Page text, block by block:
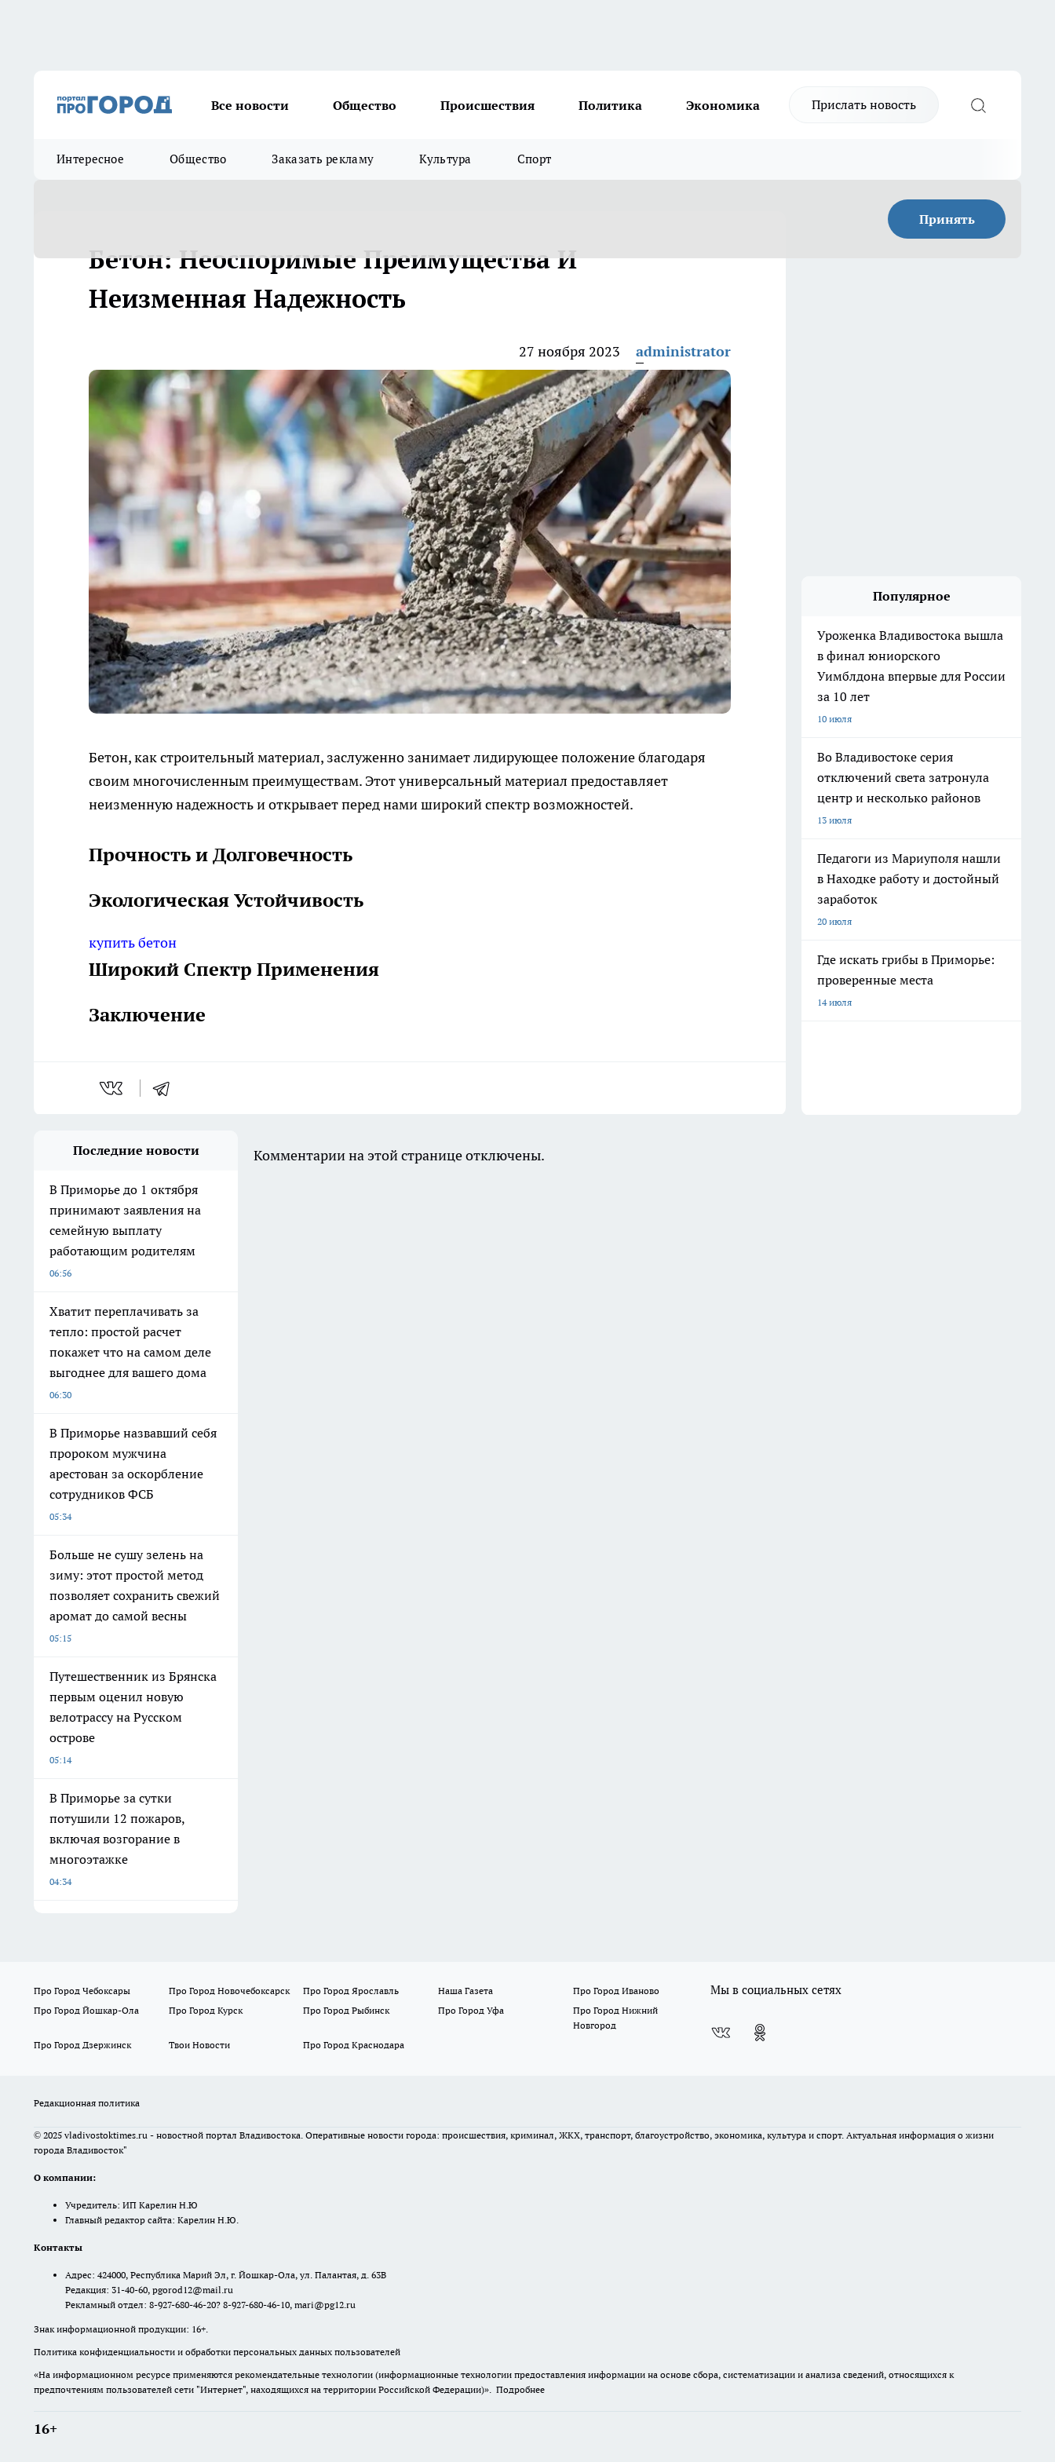
Все новости Общество Происшествия Политика Экономика Прислать новость
Интересное Общество Заказать рекламу Культура Спорт
Принять
Бетон: Неоспоримые Преимущества И
Неизменная Надежность
27 ноября 2023 administrator
Бетон, как строительный материал, заслуженно занимает лидирующее положение благодаря
своим многочисленным преимуществам. Этот универсальный материал предоставляет
неизменную надежность и открывает перед нами широкий спектр возможностей.
Прочность и Долговечность
Экологическая Устойчивость
купить бетон
Широкий Спектр Применения
Заключение
Популярное
Уроженка Владивостока вышла
в финал юниорского
Уимблдона впервые для России
за 10 лет
10 июля
Во Владивостоке серия
отключений света затронула
центр и несколько районов
13 июля
Педагоги из Мариуполя нашли
в Находке работу и достойный
заработок
20 июля
Где искать грибы в Приморье:
проверенные места
14 июля
Последние новости
В Приморье до 1 октября
принимают заявления на
семейную выплату
работающим родителям
06:56
Хватит переплачивать за
тепло: простой расчет
покажет что на самом деле
выгоднее для вашего дома
06:30
В Приморье назвавший себя
пророком мужчина
арестован за оскорбление
сотрудников ФСБ
05:34
Больше не сушу зелень на
зиму: этот простой метод
позволяет сохранить свежий
аромат до самой весны
05:15
Путешественник из Брянска
первым оценил новую
велотрассу на Русском
острове
05:14
В Приморье за сутки
потушили 12 пожаров,
включая возгорание в
многоэтажке
04:34
Комментарии на этой странице отключены.
Про Город Чебоксары Про Город Новочебоксарск Про Город Ярославль Наша Газета
Про Город Иваново
Про Город Йошкар-Ола
Про Город Курск Про Город Рыбинск Про Город Уфа
Про Город Нижний
Новгород
Про Город Дзержинск
Твои Новости Про Город Краснодара
Мы в социальных сетях
Редакционная политика
© 2025 vladivostoktimes.ru - новостной портал Владивостока. Оперативные новости города: происшествия, криминал, ЖКХ, транспорт, благоустройство, экономика, культура и спорт. Актуальная информация о жизни
города Владивосток"
О компании:
Учредитель: ИП Карелин Н.Ю
Главный редактор сайта: Карелин Н.Ю.
Контакты
Адрес: 424000, Республика Марий Эл, г. Йошкар-Ола, ул. Палантая, д. 63В
Редакция: 31-40-60, pgorod12@mail.ru
Рекламный отдел: 8-927-680-46-20? 8-927-680-46-10, mari@pg12.ru
Знак информационной продукции: 16+.
Политика конфиденциальности и обработки персональных данных пользователей
«На информационном ресурсе применяются рекомендательные технологии (информационные технологии предоставления информации на основе сбора, систематизации и анализа сведений, относящихся к
предпочтениям пользователей сети "Интернет", находящихся на территории Российской Федерации)». Подробнее
16+